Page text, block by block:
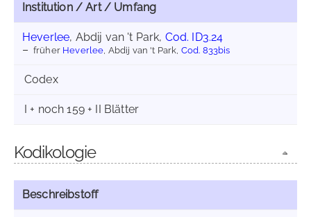
Institution / Art / Umfang
Heverlee, Abdij van 't Park, Cod. ID3.24
früher Heverlee , Abdij van 't Park, Cod. 833bis
Codex
I + noch 159 + II Blätter
Kodikologie
Beschreibstoff